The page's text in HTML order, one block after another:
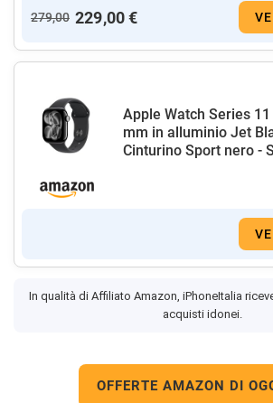
279,00 229,00 €
Apple Watch Series 11
mm in alluminio Jet
Cinturino Sport nero -
In qualità di Affiliato Amazon, iPhoneItalia
acquisti idonei.
OFFERTE AMAZON DI